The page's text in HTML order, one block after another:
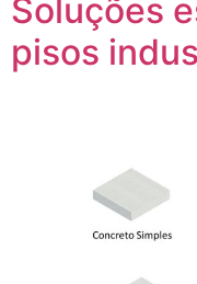
Soluções
pisos